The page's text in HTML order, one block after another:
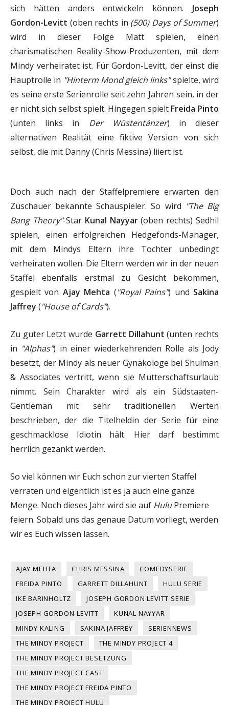
sich hätten anders entwickeln können. Joseph
Gordon-Levitt (oben rechts in (500) Days of Summer)
wird in dieser Folge Matt spielen, einen
charismatischen Reality-Show-Produzenten, mit dem
Mindy verheiratet ist. Für Gordon-Levitt, der einst die
Hauptrolle in "Hinterm Mond gleich links"spielte, wird
es seine erste Serienrolle seit zehn Jahren sein, in der
er nicht sich selbst spielt. Hingegen spielt Freida Pinto
(unten links in Der Wüstentänzer) in dieser
alternativen Realität eine fiktive Version von sich
selbst, die mit Danny (Chris Messina) liiert ist.
Doch auch nach der Staffelpremiere erwarten den
Zuschauer bekannte Schauspieler. So wird "The Big
Bang Theory"-Star Kunal Nayyar(oben rechts) Sedhil
spielen, einen erfolgreichen Hedgefonds-Manager,
mit dem Mindys Eltern ihre Tochter unbedingt
verheiraten wollen. Die Eltern werden wir in der neuen
Staffel ebenfalls erstmal zu Gesicht bekommen,
gespielt von Ajay Mehta ("Royal Pains") und Sakina
Jaffrey ("House of Cards").
Zu guter Letzt wurde Garrett Dillahunt (unten rechts
in "Alphas") in einer wiederkehrenden Rolle als Jody
besetzt, der Mindy als neuer Gynäkologe bei Shulman
& Associates vertritt, wenn sie Mutterschaftsurlaub
nimmt. Sein Charakter wird als ein Südstaaten-
Gentleman mit sehr traditionellen Werten
beschrieben, der die Titelheldin der Serie für eine
geschmacklose Idiotin hält. Hier darf bestimmt
herrlich gezankt werden.
So viel können wir Euch schon zur vierten Staffel
verraten und eigentlich ist es ja auch eine ganze
Menge. Noch dieses Jahr wird sie auf HuluPremiere
feiern. Sobald uns das genaue Datum vorliegt, werden
wir es Euch wissen lassen.
AJAY MEHTA CHRIS MESSINA
COMEDYSERIE
FREIDA PINTO
GARRETT DILLAHUNT
HULU SERIE
IKE BARINHOLTZ
JOSEPH GORDON LEVITT SERIE
JOSEPH GORDON-LEVITT
KUNAL NAYYAR
MINDY KALING
SAKINA JAFFREY
SERIENNEWS
THE MINDY PROJECT
THE MINDY PROJECT 4
THE MINDY PROJECT BESETZUNG
THE MINDY PROJECT CAST
THE MINDY PROJECT FREIDA PINTO
THE MINDY PROJECT HULU